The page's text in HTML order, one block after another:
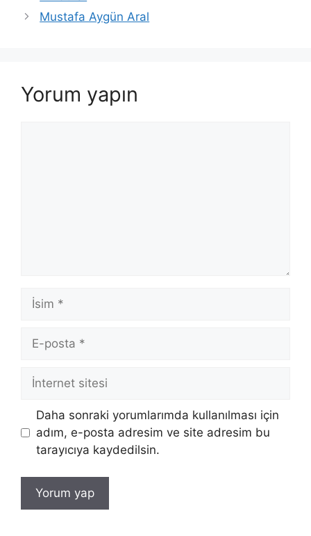
Mustafa Aygün Aral
Yorum yapın
İsim
posta
İnternet
Daha sonraki yorumlarımda kullanılması için
adım, e-posta adresim ve site adresim bu
tarayıcıya kaydedilsin.